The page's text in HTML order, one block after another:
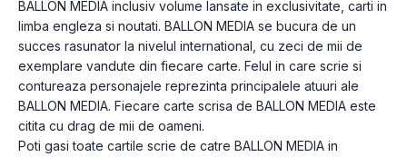
BALLON MEDIA inclusiv volume lansate in exclusivitate, carti in
limba engleza si noutati. BALLON MEDIA se bucura de un
succes rasunator la nivelul international, cu zeci de mii de
exemplare vandute din fiecare carte. Felul in care scrie si
contureaza personajele reprezinta principalele atuuri ale
BALLON MEDIA. Fiecare carte scrisa de BALLON MEDIA este
citita cu drag de mii de oameni.
Poti gasi toate cartile scrie de catre BALLON MEDIA in